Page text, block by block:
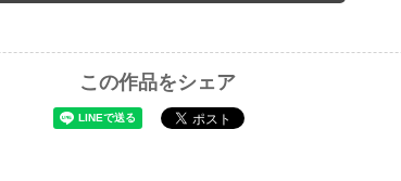
この作品をシェア